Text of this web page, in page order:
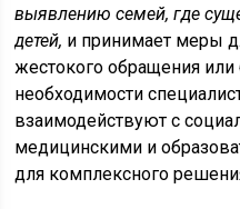
выявлению семей, где
детей, и принимает меры
жестокого обращения или
необходимости
взаимодействуют с
медицинскими и
для комплексного